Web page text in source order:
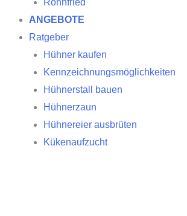
Röhnfried
ANGEBOTE
Ratgeber
Hühner kaufen
Kennzeichnungsmöglichkeiten
Hühnerstall bauen
Hühnerzaun
Hühnereier ausbrüten
Kükenaufzucht